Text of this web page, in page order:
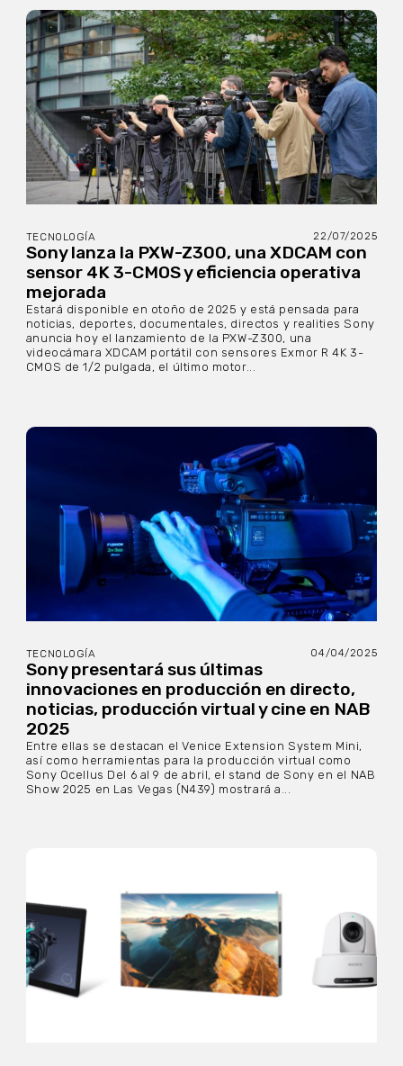
TECNOLOGÍA 22/07/2025
Sony lanza la PXW-Z300, una XDCAM con
sensor 4K 3-CMOS y eficiencia operativa
mejorada
Estará disponible en otoño de 2025 y está pensada para
noticias, deportes, documentales, directos y realities Sony
anuncia hoy el lanzamiento de la PXW-Z300, una
videocámara XDCAM portátil con sensores Exmor R 4K 3-
CMOS de 1/2 pulgada, el último motor...
TECNOLOGÍA 04/04/2025
Sony presentará sus últimas
innovaciones en producción en directo,
noticias, producción virtual y cine en NAB
2025
Entre ellas se destacan el Venice Extension System Mini,
así como herramientas para la producción virtual como
Sony Ocellus Del 6 al 9 de abril, el stand de Sony en el NAB
Show 2025 en Las Vegas (N439) mostrará a...